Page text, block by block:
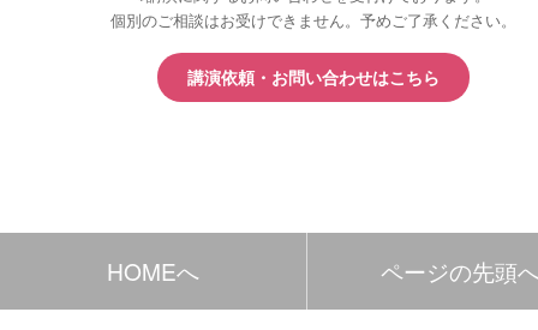
個別のご相談はお受けできません。予めご了承ください。
講演依頼・お問い合わせはこちら
HOMEへ ページの先頭